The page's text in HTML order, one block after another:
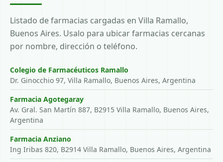
Listado de farmacias cargadas en Villa Ramallo,
Buenos Aires. Usalo para ubicar farmacias cercanas
por nombre, dirección o teléfono.
Colegio de Farmacéuticos Ramallo
Dr. Ginocchio 97, Villa Ramallo, Buenos Aires, Argentina
Farmacia Agotegaray
Av. Gral. San Martín 887, B2915 Villa Ramallo, Buenos Aires,
Argentina
Farmacia Anziano
Ing Iribas 820, B2914 Villa Ramallo, Buenos Aires, Argentina